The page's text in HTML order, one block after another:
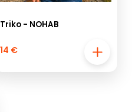
Triko - NOHAB
14 €